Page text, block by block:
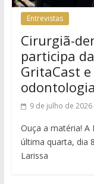
Entrevistas
Cirurgiã-
participa
GritaCast
odontologia
9 de julho de 2026
Ouça a matéria! A
última quarta, dia
Larissa